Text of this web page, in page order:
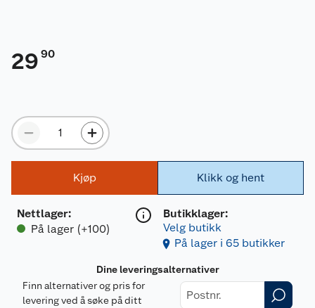
29 90
Kjøp
Nettlager:
På lager (+100)
Klikk og hent
Butikklager:
Velg butikk
På lager i 65 butikker
Dine leveringsalternativer
Finn alternativer og pris for
levering ved å søke på ditt